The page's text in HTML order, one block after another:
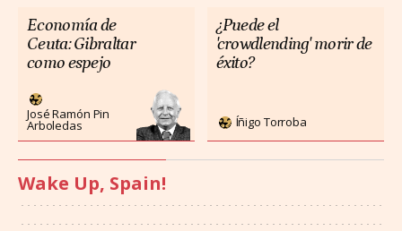
Economía de
Ceuta: Gibraltar
como espejo
José Ramón Pin
Arboledas
¿Puede el
'crowdlending' morir de
éxito?
Íñigo Torroba
Wake Up, Spain!